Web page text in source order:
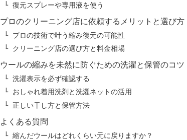
復元スプレーや専用液を使う
プロのクリーニング店に依頼するメリットと選び方
プロの技術で叶う縮み復元の可能性
クリーニング店の選び方と料金相場
ウールの縮みを未然に防ぐための洗濯と保管のコツ
洗濯表示を必ず確認する
おしゃれ着用洗剤と洗濯ネットの活用
正しい干し方と保管方法
よくある質問
縮んだウールはどれくらい元に戻りますか？